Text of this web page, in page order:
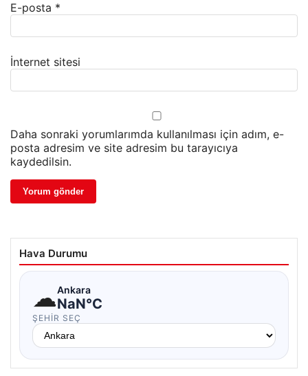
E-posta *
İnternet sitesi
Daha sonraki yorumlarımda kullanılması için adım, e-
posta adresim ve site adresim bu tarayıcıya
kaydedilsin.
Hava Durumu
☁Ankara
NaN°C
ŞEHIR SEÇ